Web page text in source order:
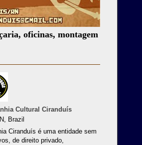
montagem de espetáculos,
Cultural Ciranduís
Brazil
Ciranduís é uma entidade sem
de direito privado,